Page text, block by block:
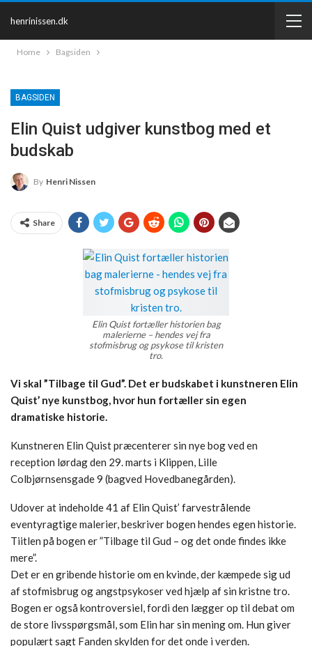
henrinissen.dk
Home Bagsiden
BAGSIDEN
Elin Quist udgiver kunstbog med et
budskab
By Henri Nissen
Share
Elin Quist fortæller historien bag
malerierne – hendes vej fra
stofmisbrug og psykose til kristen
tro.
Vi skal ”Tilbage til Gud”. Det er budskabet i kunstneren Elin
Quist’ nye kunstbog, hvor hun fortæller sin egen
dramatiske historie.
Kunstneren Elin Quist præcenterer sin nye bog ved en
reception lørdag den 29. marts i Klippen, Lille
Colbjørnsensgade 9 (bagved Hovedbanegården).
Udover at indeholde 41 af Elin Quist’ farvestrålende
eventyragtige malerier, beskriver bogen hendes egen historie.
Tiitlen på bogen er ”Tilbage til Gud – og det onde findes ikke
mere”.
Det er en gribende historie om en kvinde, der kæmpede sig ud
af stofmisbrug og angstpsykoser ved hjælp af sin kristne tro.
Bogen er også kontroversiel, fordi den lægger op til debat om
de store livsspørgsmål, som Elin har sin mening om. Hun giver
populært sagt Fanden skylden for det onde i verden.